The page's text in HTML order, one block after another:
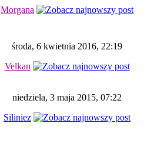
Morgana
środa, 6 kwietnia 2016, 22:19
Velkan
niedziela, 3 maja 2015, 07:22
Siliniez